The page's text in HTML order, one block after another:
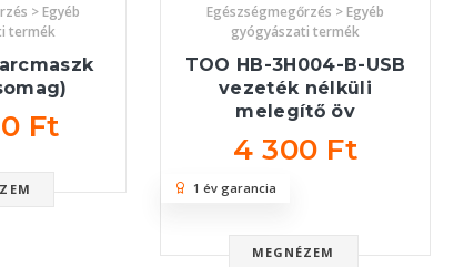
> Egyéb
termék
Ft
Egészségmegőrzés > Egyéb
gyógyászati termék
TOO HB-3H004-B-USB
vezeték nélküli
melegítő öv
4 300 Ft
MEGNÉZEM
1 év garancia